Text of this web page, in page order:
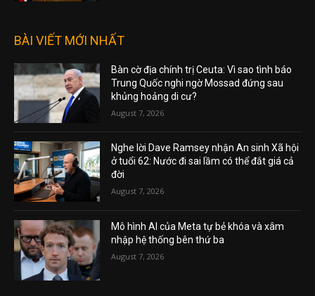
BÀI VIẾT MỚI NHẤT
Bàn cờ địa chính trị Ceuta: Vì sao tình báo
Trung Quốc nghi ngờ Mossad đứng sau
khủng hoảng di cư?
August 7, 2026
Nghe lời Dave Ramsey nhận An sinh Xã hội
ở tuổi 62: Nước đi sai lầm có thể đắt giá cả
đời
August 7, 2026
Mô hình AI của Meta tự bẻ khóa và xâm
nhập hệ thống bên thứ ba
August 7, 2026